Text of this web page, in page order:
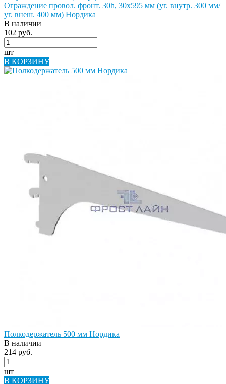
Ограждение провол. фронт. 30h, 30х595 мм (уг. внутр. 300 мм/
уг. внеш. 400 мм) Нордика
В наличии
102 руб.
шт
В КОРЗИНУ
Полкодержатель 500 мм Нордика
В наличии
214 руб.
шт
В КОРЗИНУ